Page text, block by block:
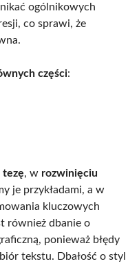
ogólnikowych
co sprawi, że
części:
tezę, w rozwinięciu
je przykładami, a w
kluczowych
również dbanie o
ponieważ błędy
tekstu. Dbałość o styl